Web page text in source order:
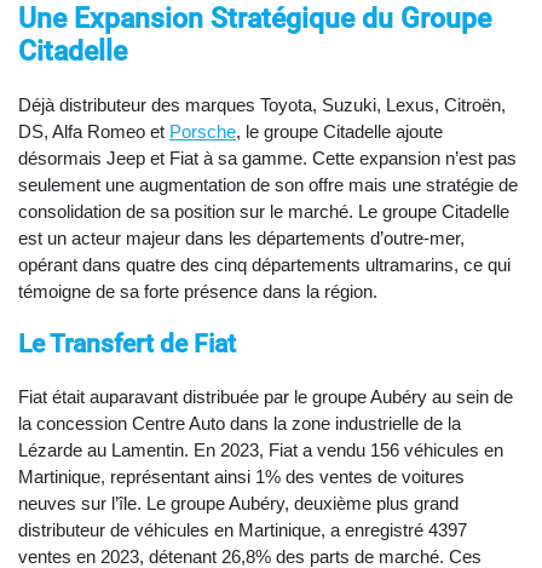
Une Expansion Stratégique du Groupe
Citadelle
Déjà distributeur des marques Toyota, Suzuki, Lexus, Citroën,
DS, Alfa Romeo et Porsche, le groupe Citadelle ajoute
désormais Jeep et Fiat à sa gamme. Cette expansion n’est pas
seulement une augmentation de son offre mais une stratégie de
consolidation de sa position sur le marché. Le groupe Citadelle
est un acteur majeur dans les départements d’outre-mer,
opérant dans quatre des cinq départements ultramarins, ce qui
témoigne de sa forte présence dans la région.
Le Transfert de Fiat
Fiat était auparavant distribuée par le groupe Aubéry au sein de
la concession Centre Auto dans la zone industrielle de la
Lézarde au Lamentin. En 2023, Fiat a vendu 156 véhicules en
Martinique, représentant ainsi 1% des ventes de voitures
neuves sur l’île. Le groupe Aubéry, deuxième plus grand
distributeur de véhicules en Martinique, a enregistré 4397
ventes en 2023, détenant 26,8% des parts de marché. Ces